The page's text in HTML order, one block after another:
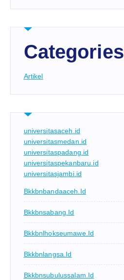
Categories
Artikel
universitasaceh.id
universitasmedan.id
universitaspadang.id
universitaspekanbaru.id
universitasjambi.id
Bkkbnbandaaceh.id
Bkkbnsabang.id
Bkkbnlhokseumawe.id
Bkkbnlangsa.id
Bkkbnsubulussalam.id